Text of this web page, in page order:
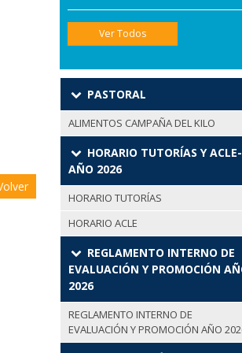
Ver Todos
PASTORAL
ALIMENTOS CAMPAÑA DEL KILO
HORARIO TUTORÍAS Y ACLE-
AÑO 2026
HORARIO TUTORÍAS
HORARIO ACLE
REGLAMENTO INTERNO DE
EVALUACIÓN Y PROMOCIÓN
2026
REGLAMENTO INTERNO DE
EVALUACIÓN Y PROMOCIÓN AÑO